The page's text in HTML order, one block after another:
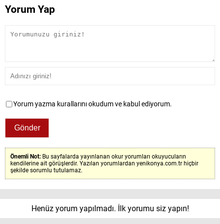
Yorum Yap
Yorum yazma kurallarını okudum ve kabul ediyorum.
Önemli Not: Bu sayfalarda yayınlanan okur yorumları okuyucuların
kendilerine ait görüşlerdir. Yazılan yorumlardan yenikonya.com.tr hiçbir
şekilde sorumlu tutulamaz.
Henüz yorum yapılmadı. İlk yorumu siz yapın!